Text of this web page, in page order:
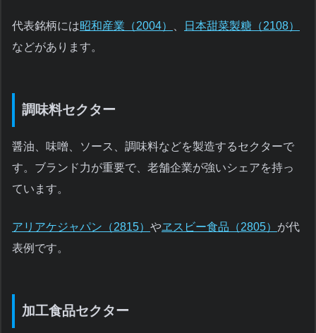
代表銘柄には昭和産業（2004）
日本甜菜製糖（2108）
などがあります。
調味料セクター
醤油、味噌、ソース、調味料などを製造するセクターで
す。ブランド力が重要で、老舗企業が強いシェアを持っ
ています。
アリアケジャパン（2815） やヱスビー食品（2805） が代
表例です。
加工食品セクター